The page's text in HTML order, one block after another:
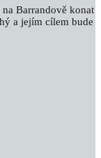
Barrandově konat
a jejím cílem bude